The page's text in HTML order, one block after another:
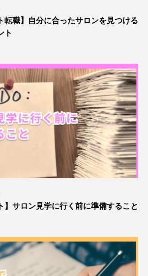
転職】自分に合ったサロンを見つける
ト
】サロン見学に行く前に準備すること